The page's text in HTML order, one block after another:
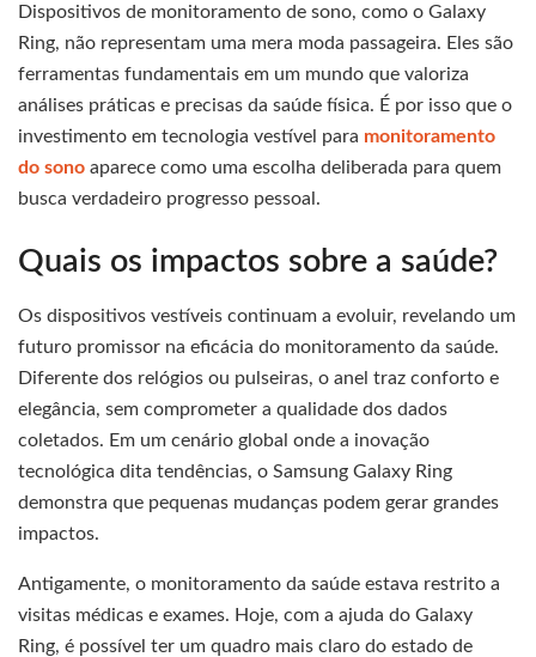
Dispositivos de monitoramento de sono, como o Galaxy
Ring, não representam uma mera moda passageira. Eles são
ferramentas fundamentais em um mundo que valoriza
análises práticas e precisas da saúde física. É por isso que o
investimento em tecnologia vestível para monitoramento
do sono aparece como uma escolha deliberada para quem
busca verdadeiro progresso pessoal.
Quais os impactos sobre a saúde?
Os dispositivos vestíveis continuam a evoluir, revelando um
futuro promissor na eficácia do monitoramento da saúde.
Diferente dos relógios ou pulseiras, o anel traz conforto e
elegância, sem comprometer a qualidade dos dados
coletados. Em um cenário global onde a inovação
tecnológica dita tendências, o Samsung Galaxy Ring
demonstra que pequenas mudanças podem gerar grandes
impactos.
Antigamente, o monitoramento da saúde estava restrito a
visitas médicas e exames. Hoje, com a ajuda do Galaxy
Ring, é possível ter um quadro mais claro do estado de